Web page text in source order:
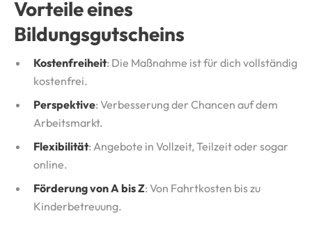
Vorteile eines
Bildungsgutscheins
Kostenfreiheit: Die Maßnahme ist für dich vollständig
kostenfrei.
Perspektive: Verbesserung der Chancen auf dem
Arbeitsmarkt.
Flexibilität: Angebote in Vollzeit, Teilzeit oder sogar
online.
Förderung von A bis Z: Von Fahrtkosten bis zu
Kinderbetreuung.